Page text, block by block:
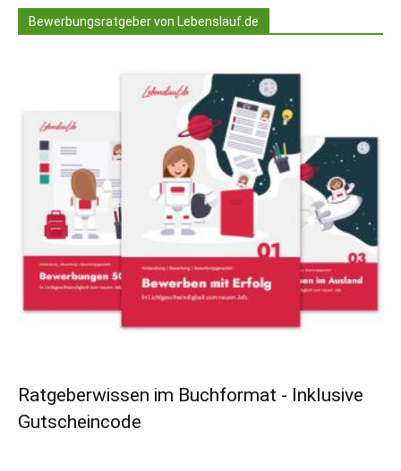
Bewerbungsratgeber von Lebenslauf.de
Ratgeberwissen im Buchformat - Inklusive
Gutscheincode